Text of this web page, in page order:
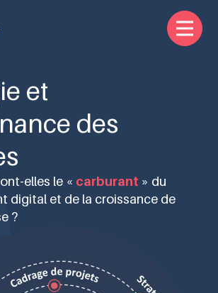
et
des
elles le « carburant » du
digital et de la croissance de
?